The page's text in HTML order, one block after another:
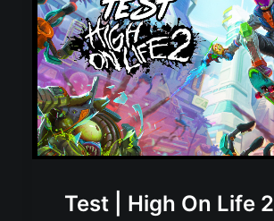
Test | High On Life 2